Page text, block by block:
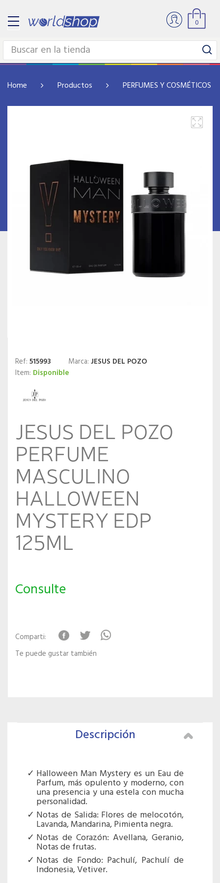
0
Home Productos PERFUMES Y COSMÉTICOS
Ref: 515993 Marca: JESUS DEL POZO
Item: Disponible
JESUS DEL POZO
PERFUME
MASCULINO
HALLOWEEN
MYSTERY EDP
125ML
Consulte
Comparti:
Te puede gustar también
Descripción
Halloween Man Mystery es un Eau de
Parfum, más opulento y moderno, con
una presencia y una estela con mucha
personalidad.
Notas de Salida: Flores de melocotón,
Lavanda, Mandarina, Pimienta negra.
Notas de Corazón: Avellana, Geranio,
Notas de frutas.
Notas de Fondo: Pachulí, Pachulí de
Indonesia, Vetiver.